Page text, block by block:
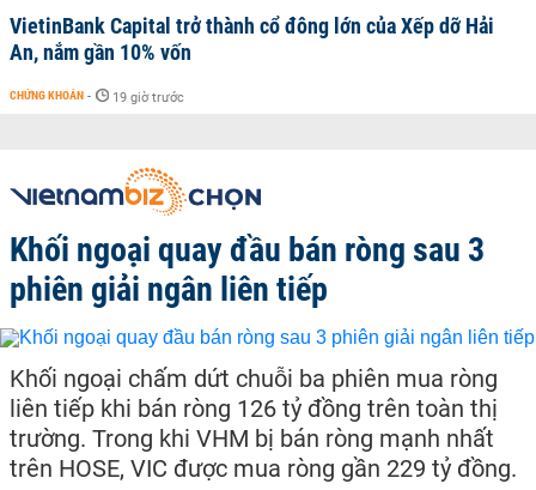
VietinBank Capital trở thành cổ đông lớn của Xếp dỡ Hải
An, nắm gần 10% vốn
CHỨNG KHOÁN - 19 giờ trước
Khối ngoại quay đầu bán ròng sau 3
phiên giải ngân liên tiếp
Khối ngoại chấm dứt chuỗi ba phiên mua ròng
liên tiếp khi bán ròng 126 tỷ đồng trên toàn thị
trường. Trong khi VHM bị bán ròng mạnh nhất
trên HOSE, VIC được mua ròng gần 229 tỷ đồng.